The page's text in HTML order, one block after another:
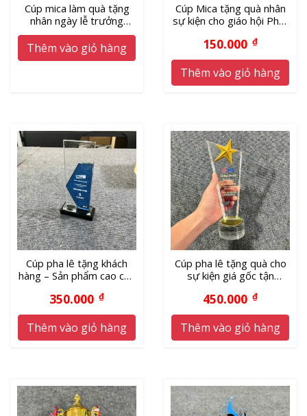
Cúp mica làm quà tặng
nhân ngày lễ trưởng
thành giá xưởng
Thêm vào giỏ hàng
Cúp Mica tặng quà nhân
sự kiện cho giáo hội Phật
150.000 ₫
Thêm vào giỏ hàng
Cúp pha lê tặng khách
hàng – Sản phẩm cao cấp
350.000 ₫
Thêm vào giỏ hàng
Cúp pha lê tặng quà cho
sự kiện giá gốc tận
450.000 ₫
Thêm vào giỏ hàng